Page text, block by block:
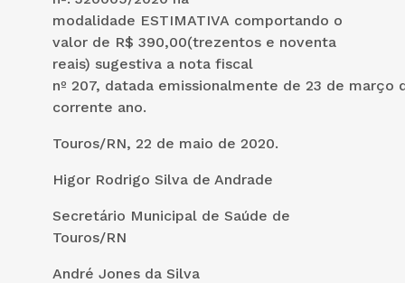
modalidade ESTIMATIVA comportando o
valor de R$ 390,00(trezentos e noventa
reais) sugestiva a nota fiscal
nº 207, datada emissionalmente de 23 de março
corrente ano.
Touros/RN, 22 de maio de 2020.
Higor Rodrigo Silva de Andrade
Secretário Municipal de Saúde de
Touros/RN
André Jones da Silva